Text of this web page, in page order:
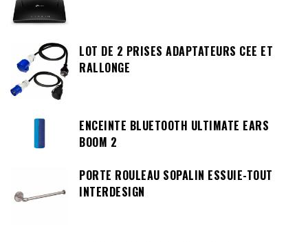
LOT DE 2 PRISES ADAPTATEURS CEE ET
RALLONGE
ENCEINTE BLUETOOTH ULTIMATE EARS
BOOM 2
PORTE ROULEAU SOPALIN ESSUIE-TOUT
INTERDESIGN